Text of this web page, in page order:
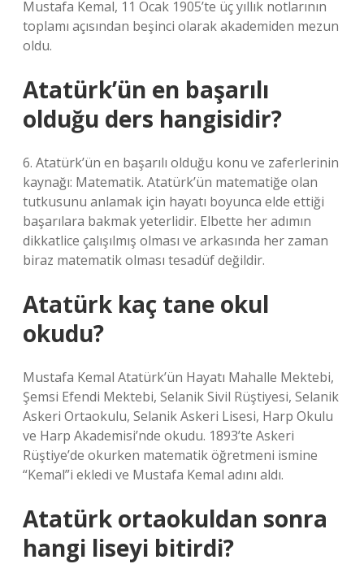
Mustafa Kemal, 11 Ocak 1905’te üç yıllık notlarının
toplamı açısından beşinci olarak akademiden mezun
oldu.
Atatürk’ün en başarılı
olduğu ders hangisidir?
6. Atatürk’ün en başarılı olduğu konu ve zaferlerinin
kaynağı: Matematik. Atatürk’ün matematiğe olan
tutkusunu anlamak için hayatı boyunca elde ettiği
başarılara bakmak yeterlidir. Elbette her adımın
dikkatlice çalışılmış olması ve arkasında her zaman
biraz matematik olması tesadüf değildir.
Atatürk kaç tane okul
okudu?
Mustafa Kemal Atatürk’ün Hayatı Mahalle Mektebi,
Şemsi Efendi Mektebi, Selanik Sivil Rüştiyesi, Selanik
Askeri Ortaokulu, Selanik Askeri Lisesi, Harp Okulu
ve Harp Akademisi’nde okudu. 1893’te Askeri
Rüştiye’de okurken matematik öğretmeni ismine
“Kemal”i ekledi ve Mustafa Kemal adını aldı.
Atatürk ortaokuldan sonra
hangi liseyi bitirdi?